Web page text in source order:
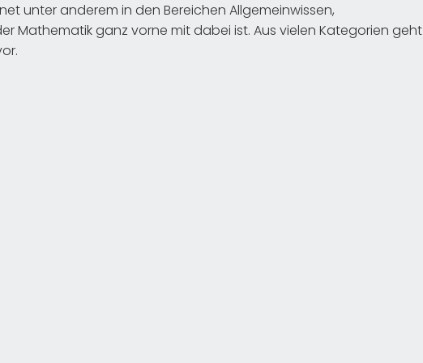
unter anderem in den Bereichen Allgemeinwissen,
Mathematik ganz vorne mit dabei ist. Aus vielen Kategorien geht